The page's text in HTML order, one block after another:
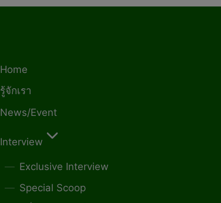
Home
รู้จักเรา
News/Event
Interview
Exclusive Interview
Special Scoop